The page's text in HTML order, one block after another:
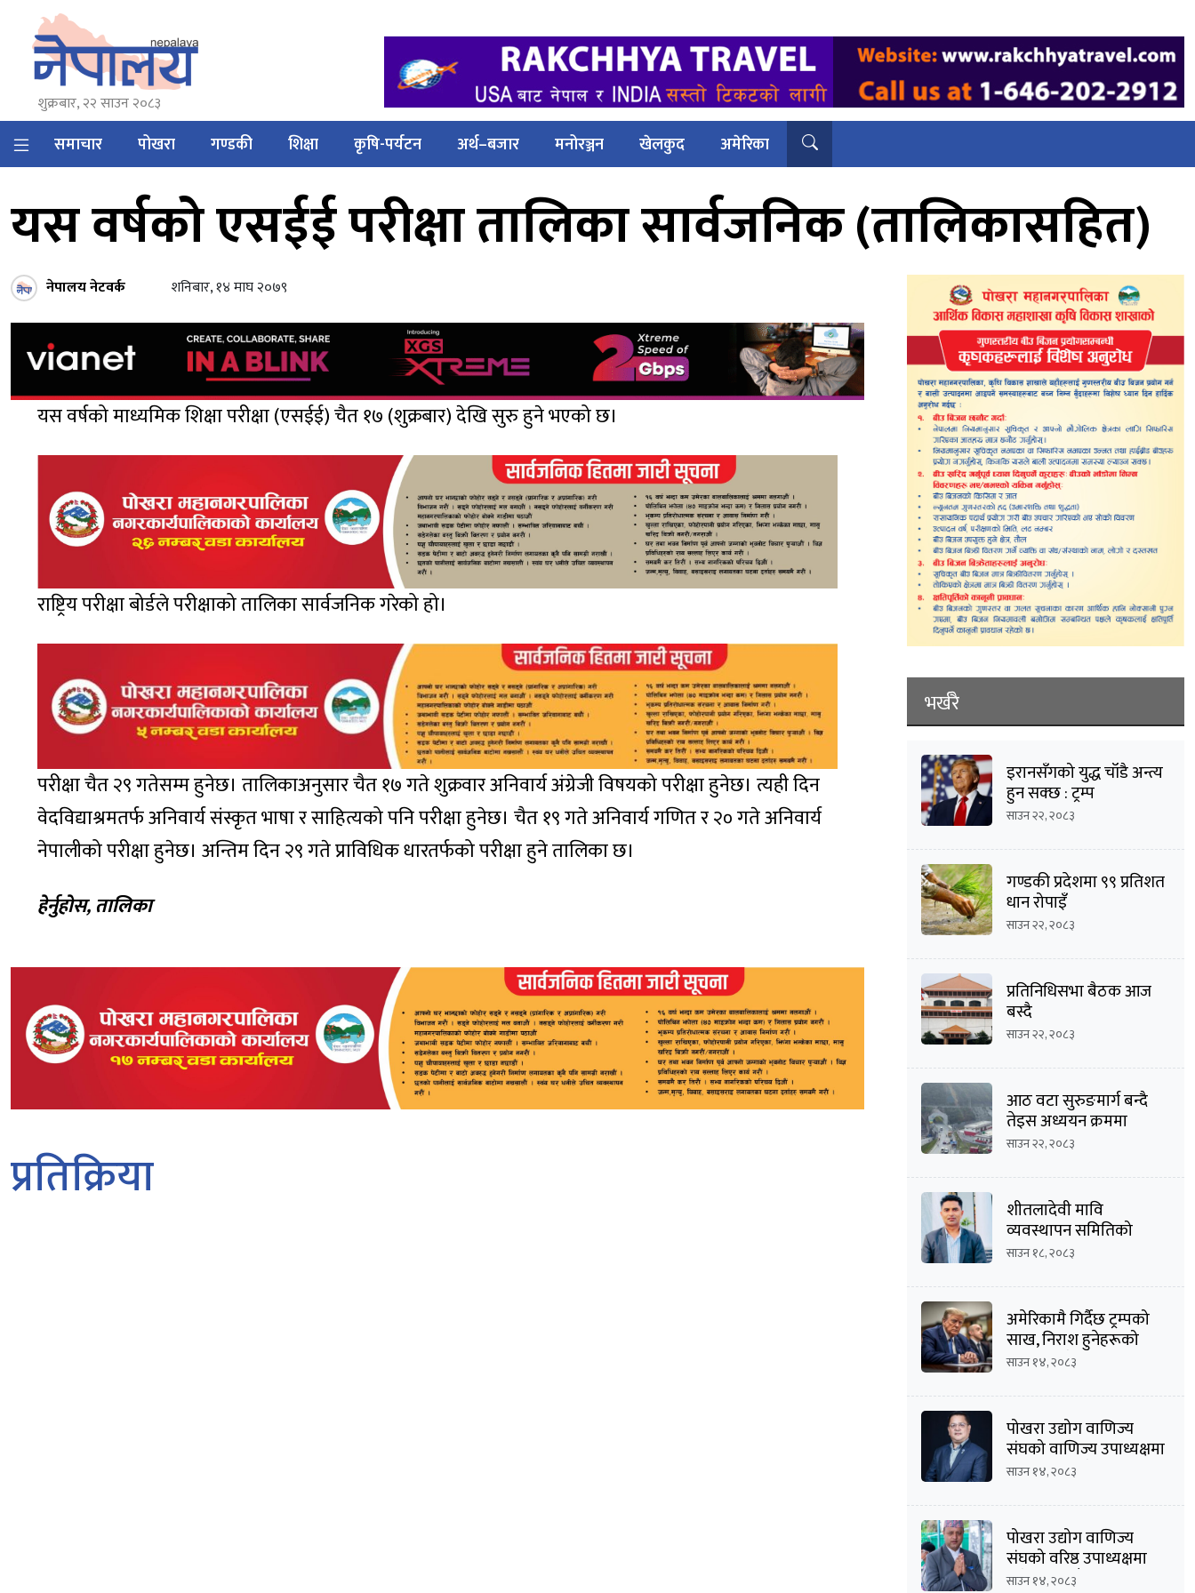
शुक्रबार, २२ साउन २०८३
समाचार पोखरा गण्डकी शिक्षा कृषि-पर्यटन अर्थ–बजार मनोरञ्जन खेलकुद अमेरिका
यस वर्षको एसईई परीक्षा तालिका सार्वजनिक (तालिकासहित)
नेपालय नेटवर्क शनिबार, १४ माघ २०७९
यस वर्षको माध्यमिक शिक्षा परीक्षा (एसईई) चैत १७ (शुक्रबार) देखि सुरु हुने भएको छ।
राष्ट्रिय परीक्षा बोर्डले परीक्षाको तालिका सार्वजनिक गरेको हो।
परीक्षा चैत २९ गतेसम्म हुनेछ। तालिकाअनुसार चैत १७ गते शुक्रवार अनिवार्य अंग्रेजी विषयको परीक्षा हुनेछ। त्यही दिन
वेदविद्याश्रमतर्फ अनिवार्य संस्कृत भाषा र साहित्यको पनि परीक्षा हुनेछ। चैत १९ गते अनिवार्य गणित र २० गते अनिवार्य
नेपालीको परीक्षा हुनेछ। अन्तिम दिन २९ गते प्राविधिक धारतर्फको परीक्षा हुने तालिका छ।
हेर्नुहोस, तालिका
प्रतिक्रिया
भर्खरै
इरानसँगको युद्ध चाँडै अन्त्य
हुन सक्छ : ट्रम्प
साउन २२, २०८३
गण्डकी प्रदेशमा ९९ प्रतिशत
धान रोपाइँ
साउन २२, २०८३
प्रतिनिधिसभा बैठक आज
बस्दै
साउन २२, २०८३
आठ वटा सुरुङमार्ग बन्दै
तेइस अध्ययन क्रममा
साउन २२, २०८३
शीतलादेवी मावि
व्यवस्थापन समितिको
अध्यक्षमा दीपक कार्की
साउन १८, २०८३
अमेरिकामै गिर्दैछ ट्रम्पको
साख, निराश हुनेहरूको
संख्या बढ्दै
साउन १४, २०८३
पोखरा उद्योग वाणिज्य
संघको वाणिज्य उपाध्यक्षमा
मनोज कुमार श्रेष्ठको
साउन १४, २०८३
पोखरा उद्योग वाणिज्य
संघको वरिष्ठ उपाध्यक्षमा
दिनेशचन्द्र बाँस्तोलाको
साउन १४, २०८३